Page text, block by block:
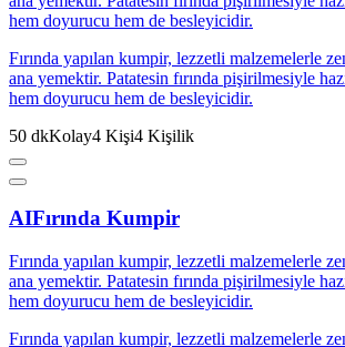
hem doyurucu hem de besleyicidir.
Fırında yapılan kumpir, lezzetli malzemelerle
ana yemektir. Patatesin fırında pişirilmesiyle
hem doyurucu hem de besleyicidir.
50 dkKolay4 Kişi4 Kişilik
AIFırında Kumpir
Fırında yapılan kumpir, lezzetli malzemelerle
ana yemektir. Patatesin fırında pişirilmesiyle
hem doyurucu hem de besleyicidir.
Fırında yapılan kumpir, lezzetli malzemelerle